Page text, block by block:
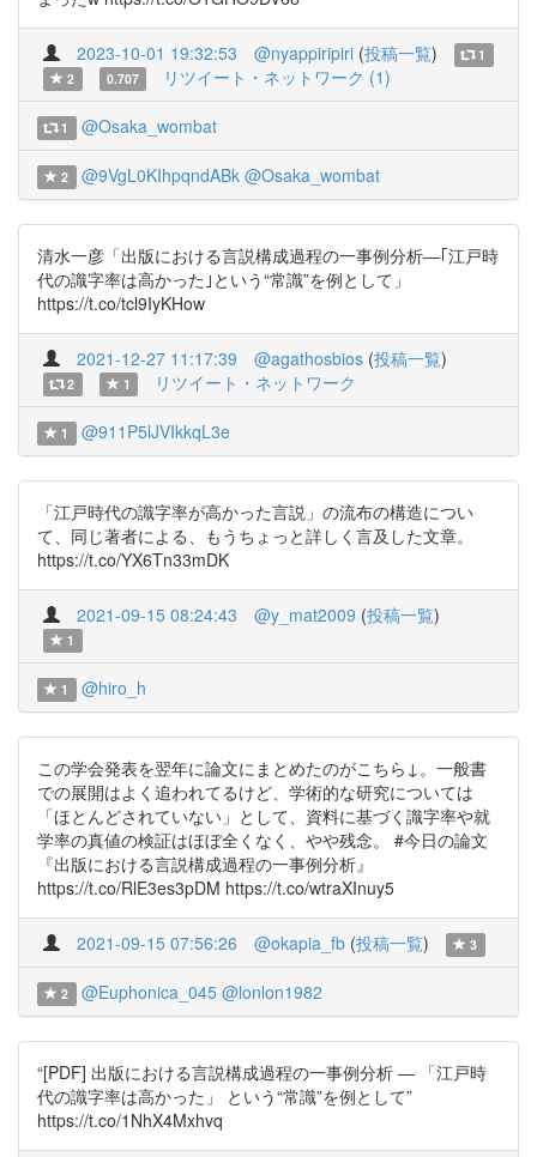
2023-10-01 19:32:53 @nyappiripiri (投稿一覧)
1
2
0.707 リツイート・ネットワーク (1)
1 @Osaka_wombat
2 @9VgL0KIhpqndABk @Osaka_wombat
清水一彦「出版における言説構成過程の一事例分析―｢江戸時
代の識字率は高かった｣という“常識”を例として」
https://t.co/tcl9IyKHow
2021-12-27 11:17:39 @agathosbios (投稿一覧)
2 1 リツイート・ネットワーク
1 @911P5lJVIkkqL3e
「江戸時代の識字率が高かった言説」の流布の構造につい
て、同じ著者による、もうちょっと詳しく言及した文章。
https://t.co/YX6Tn33mDK
2021-09-15 08:24:43 @y_mat2009 (投稿一覧)
1
1 @hiro_h
この学会発表を翌年に論文にまとめたのがこちら↓。一般書
での展開はよく追われてるけど、学術的な研究については
「ほとんどされていない」として、資料に基づく識字率や就
学率の真値の検証はほぼ全くなく、やや残念。 #今日の論文
『出版における言説構成過程の一事例分析』
https://t.co/RlE3es3pDM https://t.co/wtraXInuy5
2021-09-15 07:56:26 @okapia_fb (投稿一覧) 3
2 @Euphonica_045 @lonlon1982
“[PDF] 出版における言説構成過程の一事例分析 ― 「江戸時
代の識字率は高かった」 という“常識”を例として”
https://t.co/1NhX4Mxhvq